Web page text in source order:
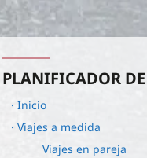
PLANIFICADOR
· Inicio
· Viajes a medida
Viajes en pareja